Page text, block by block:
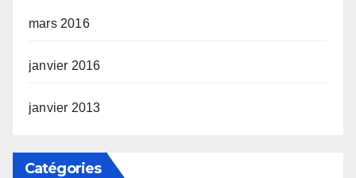
mars 2016
janvier 2016
janvier 2013
Catégories